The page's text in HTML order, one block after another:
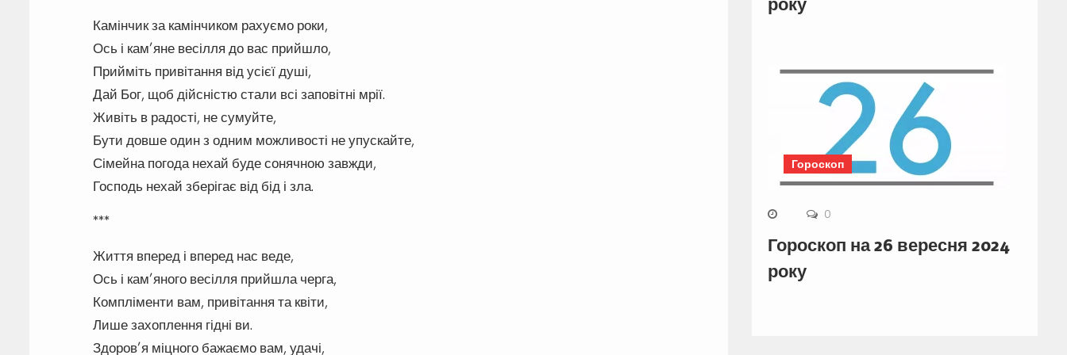
Камінчик за камінчиком рахуємо роки,
Ось і кам’яне весілля до вас прийшло,
Прийміть привітання від усієї душі,
Дай Бог, щоб дійсністю стали всі заповітні мрії.
Живіть в радості, не сумуйте,
Бути довше один з одним можливості не упускайте,
Сімейна погода нехай буде сонячною завжди,
Господь нехай зберігає від бід і зла.
***
Життя вперед і вперед нас веде,
Ось і кам’яного весілля прийшла черга,
Компліменти вам, привітання та квіти,
Лише захоплення гідні ви.
Здоров’я міцного бажаємо вам, удачі,
Гороскоп
0
Гороскоп на 26 вересня 2024
року